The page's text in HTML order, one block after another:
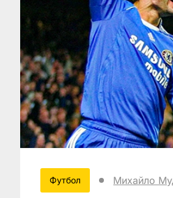
Футбол Михайло